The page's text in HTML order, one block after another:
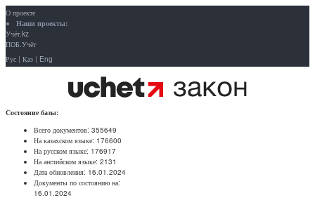
О проекте
Наши проекты:
Учёт.kz
ПОБ.Учёт
Рус | Қаз | Eng
Состояние базы:
Всего документов: 355649
На казахском языке: 176600
На русском языке: 176917
На английском языке: 2131
Дата обновления: 16.01.2024
Документы по состоянию на:
16.01.2024